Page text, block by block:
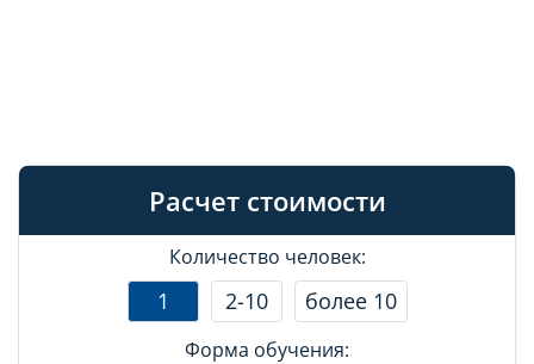
Расчет стоимости
Количество человек:
1 2-10 более 10
Форма обучения: